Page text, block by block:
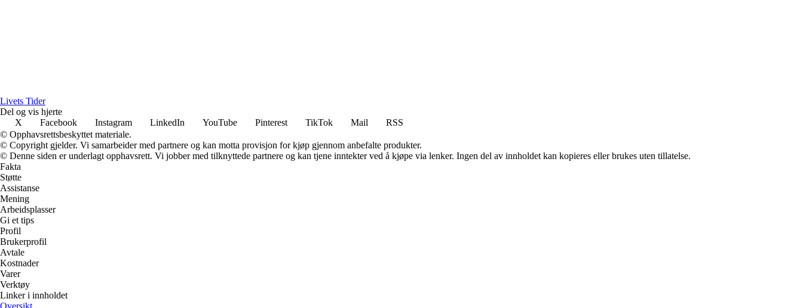
Livets Tider
Del og vis hjerte
X
Facebook Instagram LinkedIn YouTube Pinterest TikTok Mail
RSS
© Opphavsrettsbeskyttet materiale.
© Copyright gjelder. Vi samarbeider med partnere og kan motta provisjon for kjøp gjennom anbefalte produkter.
© Denne siden er underlagt opphavsrett. Vi jobber med tilknyttede partnere og kan tjene inntekter ved å kjøpe via lenker. Ingen del av innholdet kan kopieres eller brukes uten tillatelse.
Fakta
Støtte
Assistanse
Mening
Arbeidsplasser
Gi et tips
Profil
Brukerprofil
Avtale
Kostnader
Varer
Verktøy
Linker i innholdet
Oversikt